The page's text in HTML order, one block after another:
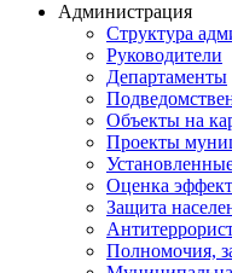
Администрация
Структура
Руководители
Департаменты
Объекты на
Проекты
Оценка
Защита
Полномочия,